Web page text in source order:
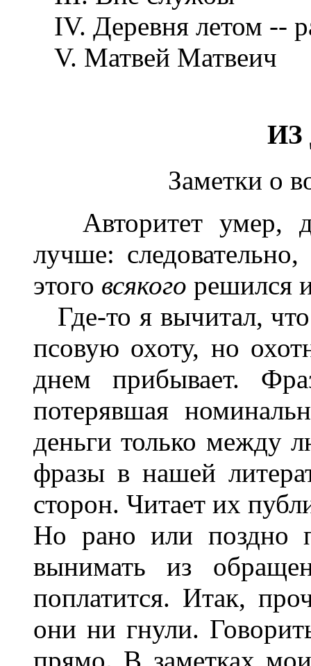
IV. Деревня летом --
V. Матвей Матвеич
ИЗ
Заметки о
Авторитет умер, да
лучше:
этого всякого решился
Где-то я вычитал,
псовую охоту, но
днем прибывает.
потерявшая
деньги только между
фразы в нашей
сторон. Читает их
Но рано или поздно
вынимать из
поплатится. Итак,
они ни гнули.